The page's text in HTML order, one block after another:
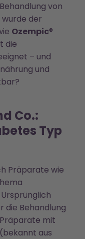
von
der
Ozempic®
die
– und
und
Co.:
Typ
Präparate wie
die Behandlung
mit
(bekannt aus